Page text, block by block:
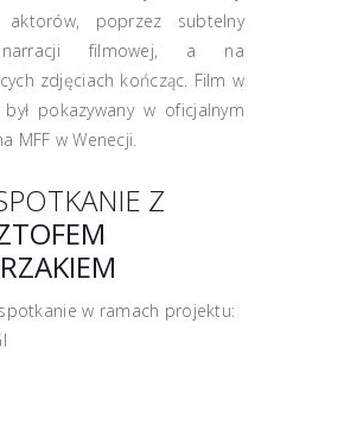
aktorów, poprzez subtelny
filmowej, a na
zdjęciach kończąc. Film w
pokazywany w oficjalnym
MFF w Wenecji.
Z
w ramach projektu: